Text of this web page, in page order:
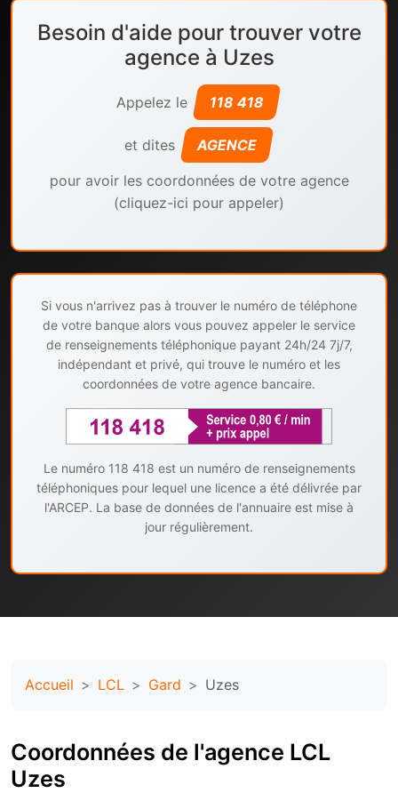
Besoin d'aide pour trouver votre
agence à Uzes
Appelez le 118 418
et dites AGENCE
pour avoir les coordonnées de votre agence
(cliquez-ici pour appeler)
Si vous n'arrivez pas à trouver le numéro de téléphone
de votre banque alors vous pouvez appeler le service
de renseignements téléphonique payant 24h/24 7j/7,
indépendant et privé, qui trouve le numéro et les
coordonnées de votre agence bancaire.
Le numéro 118 418 est un numéro de renseignements
téléphoniques pour lequel une licence a été délivrée par
l'ARCEP. La base de données de l'annuaire est mise à
jour régulièrement.
Accueil LCL Gard Uzes
Coordonnées de l'agence LCL
Uzes